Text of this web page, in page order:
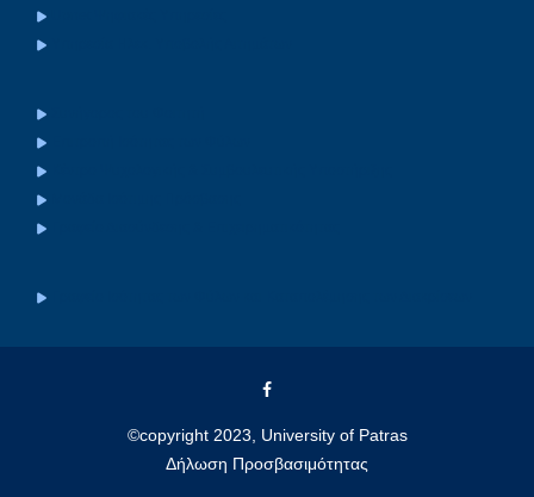
©copyright 2023, University of Patras
Δήλωση Προσβασιμότητας